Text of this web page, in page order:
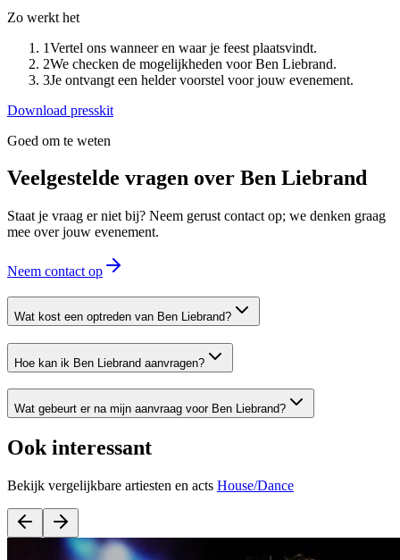
Zo werkt het
1Vertel ons wanneer en waar je feest plaatsvindt.
2We checken de mogelijkheden voor Ben Liebrand.
3Je ontvangt een helder voorstel voor jouw evenement.
Download presskit
Goed om te weten
Veelgestelde vragen over Ben Liebrand
Staat je vraag er niet bij? Neem gerust contact op; we denken graag
mee over jouw evenement.
Neem contact op
Wat kost een optreden van Ben Liebrand?
Hoe kan ik Ben Liebrand aanvragen?
Wat gebeurt er na mijn aanvraag voor Ben Liebrand?
Ook interessant
Bekijk vergelijkbare artiesten en acts House/Dance